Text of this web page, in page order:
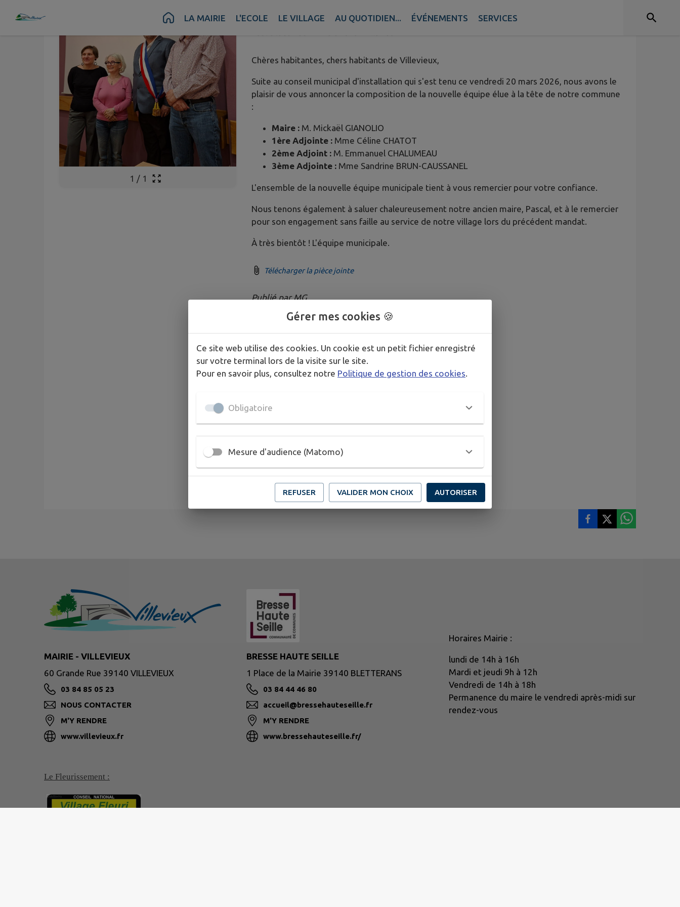
Contenu Pied de pageLA MAIRIE L'ECOLE LE VILLAGE AU QUOTIDIEN... ÉVÉNEMENTS SERVICES
1 / 1
VILLEVIEUX
Chères habitantes, chers habitants de Villevieux,
Suite au conseil municipal d'installation qui s'est tenu ce vendredi 20 mars 2026, nous avons le
plaisir de vous annoncer la composition de la nouvelle équipe élue à la tête de notre commune
:
Maire : M. Mickaël GIANOLIO
1ère Adjointe : Mme Céline CHATOT
2ème Adjoint : M. Emmanuel CHALUMEAU
3ème Adjointe : Mme Sandrine BRUN-CAUSSANEL
L'ensemble de la nouvelle équipe municipale tient à vous remercier pour votre confiance.
Nous tenons également à saluer chaleureusement notre ancien maire, Pascal, et à le remercier
pour son engagement sans faille au service de notre village lors du précédent mandat.
À très bientôt ! L'équipe municipale.
Télécharger la pièce jointe
Publié par MG
MAIRIE - VILLEVIEUX
60 Grande Rue 39140 VILLEVIEUX
03 84 85 05 23
NOUS CONTACTER
M'Y RENDRE
www.villevieux.fr
BRESSE HAUTE SEILLE
1 Place de la Mairie 39140 BLETTERANS
03 84 44 46 80
accueil@bressehauteseille.fr
M'Y RENDRE
www.bressehauteseille.fr/
Horaires Mairie :
lundi de 14h à 16h
Mardi et jeudi 9h à 12h
Vendredi de 14h à 18h
Permanence du maire le vendredi après-midi sur
rendez-vous
Le Fleurissement :
Gérer mes cookies 🍪
Ce site web utilise des cookies. Un cookie est un petit fichier enregistré
sur votre terminal lors de la visite sur le site.
Pour en savoir plus, consultez notre Politique de gestion des cookies
Obligatoire
Mesure d'audience (Matomo)
REFUSER VALIDER MON CHOIX AUTORISER